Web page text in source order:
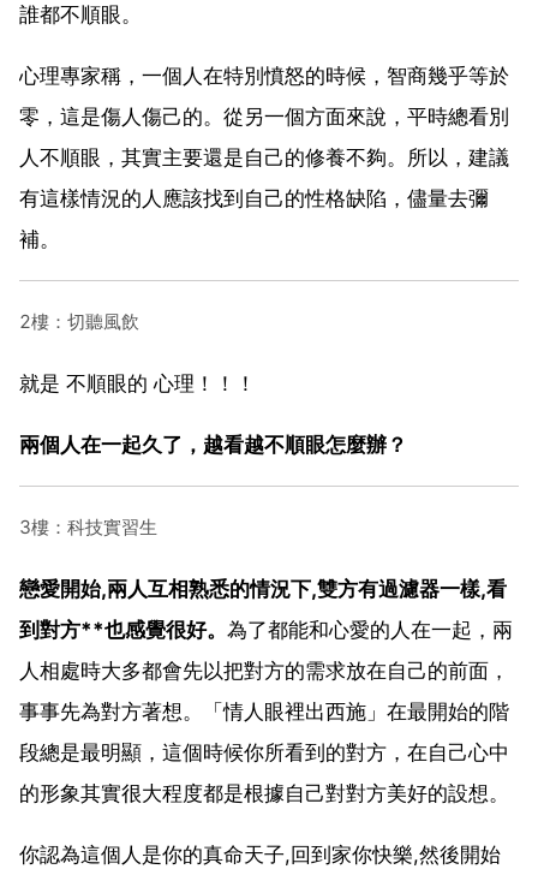
誰都不順眼。
心理專家稱，一個人在特別憤怒的時候，智商幾乎等於
零，這是傷人傷己的。從另一個方面來說，平時總看別
人不順眼，其實主要還是自己的修養不夠。所以，建議
有這樣情況的人應該找到自己的性格缺陷，儘量去彌
補。
2樓：切聽風飲
就是 不順眼的 心理！！！
兩個人在一起久了，越看越不順眼怎麼辦？
3樓：科技實習生
戀愛開始,兩人互相熟悉的情況下,雙方有過濾器一樣,看
到對方**也感覺很好。 為了都能和心愛的人在一起，兩
人相處時大多都會先以把對方的需求放在自己的前面，
事事先為對方著想。「情人眼裡出西施」在最開始的階
段總是最明顯，這個時候你所看到的對方，在自己心中
的形象其實很大程度都是根據自己對對方美好的設想。
你認為這個人是你的真命天子,回到家你快樂,然後開始